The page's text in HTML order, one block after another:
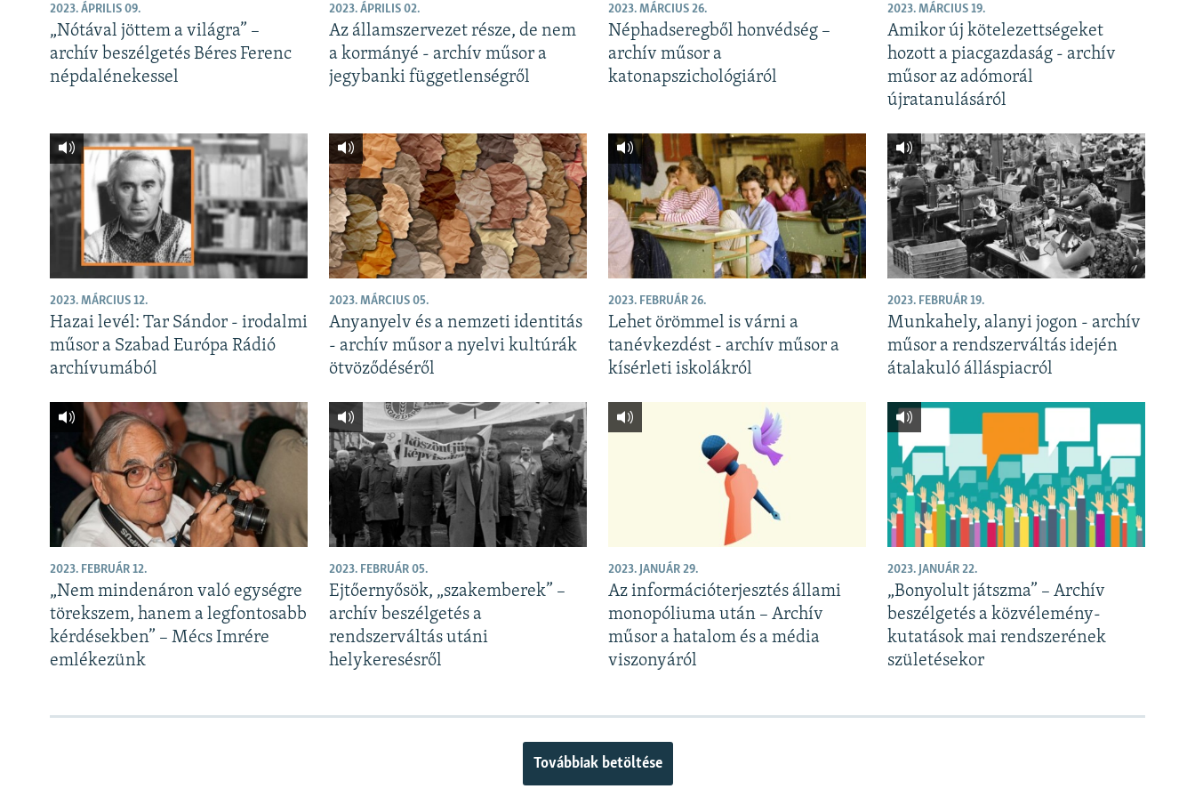
VILÁG
KLÍMAVÁLTOZÁS
2023. ÁPRILIS 09.
„Nótával jöttem a világra” –
archív beszélgetés Béres Ferenc
népdalénekessel
2023. ÁPRILIS 02.
Az államszervezet része, de nem
a kormányé - archív műsor a
jegybanki függetlenségről
2023. MÁRCIUS 26.
Néphadseregből honvédség –
archív műsor a
katonapszichológiáról
2023. MÁRCIUS 19.
Amikor új kötelezettségeket
hozott a piacgazdaság - archív
műsor az adómorál
újratanulásáról
2023. MÁRCIUS 12.
Hazai levél: Tar Sándor - irodalmi
műsor a Szabad Európa Rádió
archívumából
2023. MÁRCIUS 05.
Anyanyelv és a nemzeti identitás
- archív műsor a nyelvi kultúrák
ötvöződéséről
2023. FEBRUÁR 26.
Lehet örömmel is várni a
tanévkezdést - archív műsor a
kísérleti iskolákról
2023. FEBRUÁR 19.
Munkahely, alanyi jogon - archív
műsor a rendszerváltás idején
átalakuló álláspiacról
2023. FEBRUÁR 12.
„Nem mindenáron való egységre
törekszem, hanem a legfontosabb
kérdésekben” – Mécs Imrére
emlékezünk
2023. FEBRUÁR 05.
Ejtőernyősök, „szakemberek” –
archív beszélgetés a
rendszerváltás utáni
helykeresésről
2023. JANUÁR 29.
Az információterjesztés állami
monopóliuma után – Archív
műsor a hatalom és a média
viszonyáról
2023. JANUÁR 22.
„Bonyolult játszma” – Archív
beszélgetés a közvélemény-
kutatások mai rendszerének
születésekor
Továbbiak betöltése